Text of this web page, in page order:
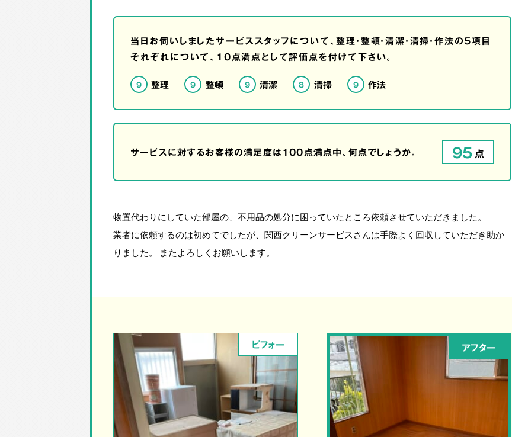
当日お伺いしましたサービススタッフについて、整理・整頓・清潔・清掃・作法の5項目
それぞれについて、10点満点として評価点を付けて下さい。
9 整理 9 整頓 9 清潔 8 清掃 9 作法
サービスに対するお客様の満足度は100点満点中、何点でしょうか。 95点
物置代わりにしていた部屋の、不用品の処分に困っていたところ依頼させていただきました。
業者に依頼するのは初めてでしたが、関西クリーンサービスさんは手際よく回収していただき助か
りました。 またよろしくお願いします。
ビフォー アフター